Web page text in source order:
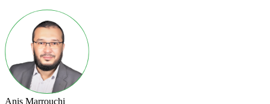
Anis Marrouchi